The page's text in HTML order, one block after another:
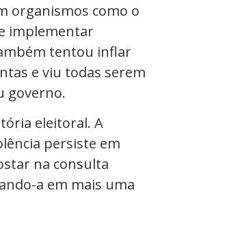
organismos como o
implementar
tentou inflar
e viu todas serem
governo.
eleitoral. A
persiste em
na consulta
a em mais uma